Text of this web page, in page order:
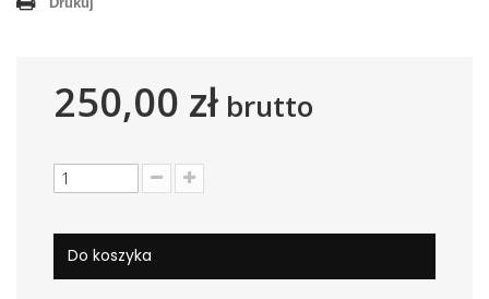
250,00 złbrutto
Do koszyka